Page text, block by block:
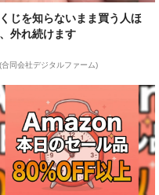
じを知らないまま買う人ほ
外れ続けます
合同会社デジタルファーム)